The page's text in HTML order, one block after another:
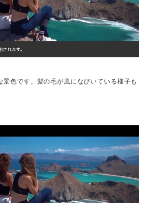
景色です。髪の毛が風になびいている様子も